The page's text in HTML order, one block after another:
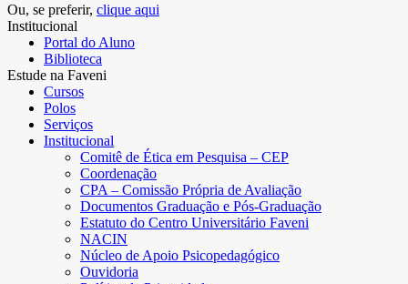
Ou, se preferir, clique aqui
Institucional
Portal do Aluno
Biblioteca
Estude na Faveni
Cursos
Polos
Serviços
Institucional
Comitê de Ética em Pesquisa – CEP
Coordenação
CPA – Comissão Própria de Avaliação
Documentos Graduação e Pós-Graduação
Estatuto do Centro Universitário Faveni
NACIN
Núcleo de Apoio Psicopedagógico
Ouvidoria